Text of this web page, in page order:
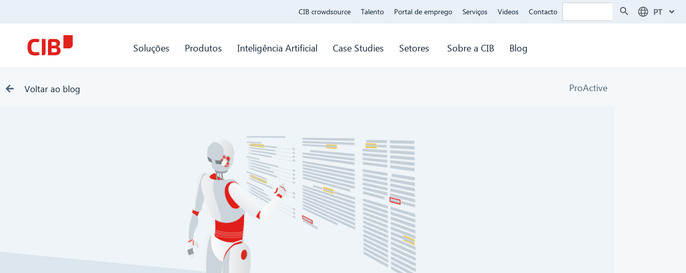
CIB crowdsource Talento Portal de emprego Serviços Videos Contacto Search PT
Soluções Produtos Inteligência Artificial Case Studies Setores Sobre a CIB Blog
Voltar ao blog ProActive